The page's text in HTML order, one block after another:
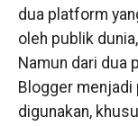
dua platform
oleh publik
Namun dari dua
Blogger menjadi
digunakan,